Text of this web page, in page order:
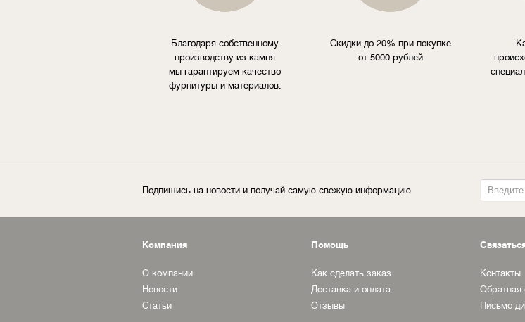
Благодаря собственному
производству из камня
мы гарантируем качество
фурнитуры и материалов.
Скидки до 20% при покупке
от 5000 рублей
Подпишись на новости и получай самую свежую информацию
Компания
О компании
Новости
Статьи
Помощь
Как сделать заказ
Доставка и оплата
Отзывы
Контакты
Обратная
Письмо